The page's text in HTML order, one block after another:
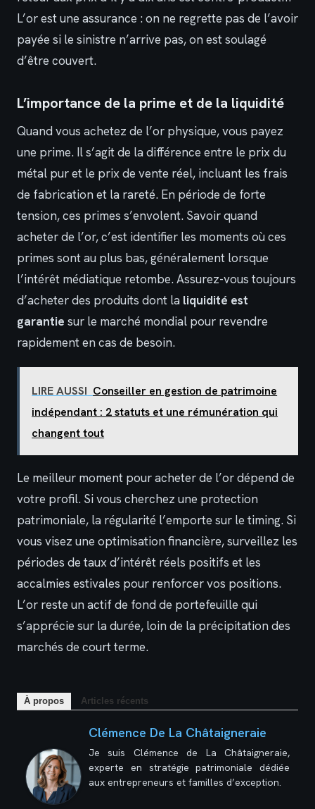
L’or est une assurance : on ne regrette pas de l’avoir
payée si le sinistre n’arrive pas, on est soulagé
d’être couvert.
L’importance de la prime et de la liquidité
Quand vous achetez de l’or physique, vous payez
une prime. Il s’agit de la différence entre le prix du
métal pur et le prix de vente réel, incluant les frais
de fabrication et la rareté. En période de forte
tension, ces primes s’envolent. Savoir quand
acheter de l’or, c’est identifier les moments où ces
primes sont au plus bas, généralement lorsque
l’intérêt médiatique retombe. Assurez-vous toujours
d’acheter des produits dont la liquidité est
garantie sur le marché mondial pour revendre
rapidement en cas de besoin.
LIRE AUSSI Conseiller en gestion de patrimoine
indépendant : 2 statuts et une rémunération qui
changent tout
Le meilleur moment pour acheter de l’or dépend de
votre profil. Si vous cherchez une protection
patrimoniale, la régularité l’emporte sur le timing. Si
vous visez une optimisation financière, surveillez les
périodes de taux d’intérêt réels positifs et les
accalmies estivales pour renforcer vos positions.
L’or reste un actif de fond de portefeuille qui
s’apprécie sur la durée, loin de la précipitation des
marchés de court terme.
À propos Articles récents
Clémence De La Châtaigneraie
Je suis Clémence de La Châtaigneraie,
experte en stratégie patrimoniale dédiée
aux entrepreneurs et familles d’exception.